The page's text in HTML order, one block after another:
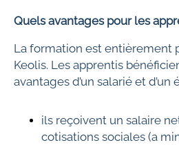
Quels avantages pour les
La formation est entièrement
Keolis. Les apprentis
avantages d’un salarié et d’un
ils reçoivent un salaire
cotisations sociales (a